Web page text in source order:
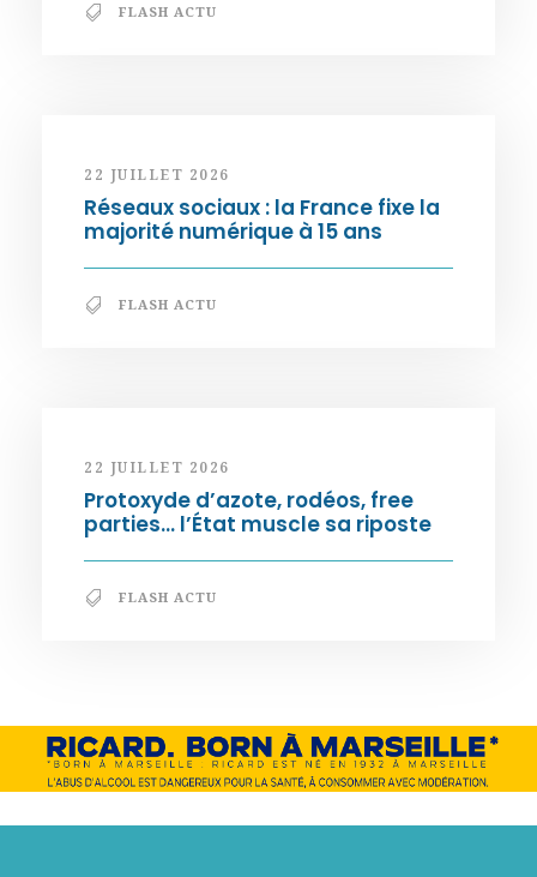
FLASH ACTU
22 JUILLET 2026
Réseaux sociaux : la France fixe la
majorité numérique à 15 ans
FLASH ACTU
22 JUILLET 2026
Protoxyde d’azote, rodéos, free
parties… l’État muscle sa riposte
FLASH ACTU